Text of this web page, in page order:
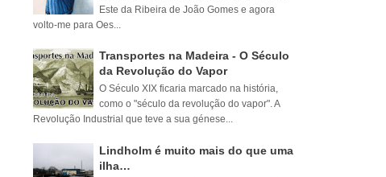
Este da Ribeira de João Gomes e agora
volto-me para Oes...
Transportes na Madeira - O Século
da Revolução do Vapor
O Século XIX ficaria marcado na história,
como o "século da revolução do vapor". A
Revolução Industrial que teve a sua génese...
Lindholm é muito mais do que uma
ilha…